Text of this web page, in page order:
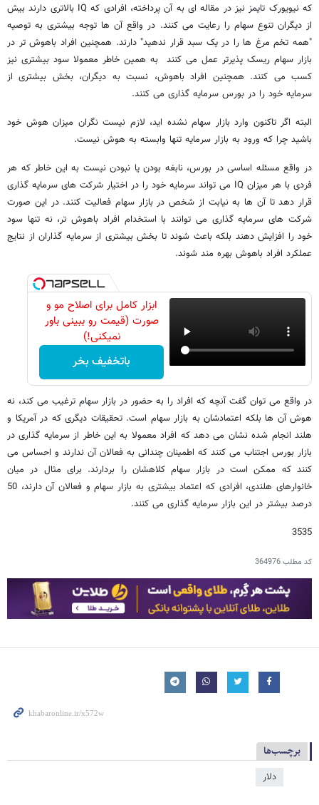
که نیویورک تایمز نیز در مقاله ای به آن پرداخته، افرادی که IQ بالاتری دارند بیش
از دیگران تنوع سهام را رعایت می کنند. در واقع آن ها توجه بیشتری به توصیه
"همه تخم مرغ ها را در یک سبد قرار ندهید" دارند. همچنین افراد باهوش تر در
بازار سهام ریسک پذیرتر عمل می کنند به همین خاطر معمولا سود بیشتری نیز
کسب می کنند. همچنین افراد باهوش، نسبت به دیگران، بخش بیشتری از
سرمایه خود را در بورس سرمایه گذاری می کنند.
البته اگر تاکنون وارد بازار سهام نشده اید، لازم نیست نگران میزان هوش خود
باشید چرا که ورود به بازار سرمایه تنها وابسته به هوش نیست.
در واقع مسئله اساسی در بورس، نابغه بودن یا نبودن نیست به این خاطر که هر
فردی با هر میزان IQ می تواند سرمایه خود را در اختیار شرکت های سرمایه گذاری
قرار دهد تا آن ها به نیابت از شخص در بازار سهام فعالیت کنند. در این صورت
شرکت های سرمایه گذاری می توانند با استخدام افراد باهوش تر، نه تنها سود
خود را افزایش دهند بلکه باعث شوند تا بخش بیشتری از سرمایه گذاران از نتایج
عملکرد افراد باهوش بهره مند شوند.
ابزار کامل برای اصلاح مو و
صورت (قیمت رو ببینی باور
نمیکنی!)
باتخفیف بخر
در واقع می توان گفت آنچه که افراد را به حضور در بازار سهام ترغیب می کند، نه
هوش آن ها بلکه اعتمادشان به بازار سهام است. تحقیقات دیگری که در آمریکا و
هلند انجام شده نشان می دهد که افراد معمولا به این خاطر از سرمایه گذاری در
بازار بورس اجتناب می کنند که اطمینان چندانی به فعالان آن ندارند و احساس می
کنند که ممکن است در بازار سهام کلاهشان را بردارند. برای مثال در میان
خانوارهای هلندی، افرادی که اعتماد بیشتری به بازار سهام و فعالان آن دارند، 50
درصد بیشتر در این بازار سرمایه گذاری می کنند.
3535
کد مطلب364976
برچسب‌ها
دلار